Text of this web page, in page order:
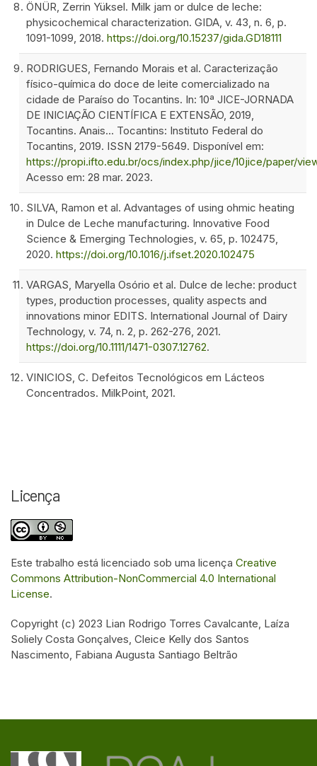
ÖNÜR, Zerrin Yüksel. Milk jam or dulce de leche:
physicochemical characterization. GIDA, v. 43, n. 6, p.
1091-1099, 2018. https://doi.org/10.15237/gida.GD18111
RODRIGUES, Fernando Morais et al. Caracterização
físico-química do doce de leite comercializado na
cidade de Paraíso do Tocantins. In: 10ª JICE-JORNADA
DE INICIAÇÃO CIENTÍFICA E EXTENSÃO, 2019,
Tocantins. Anais… Tocantins: Instituto Federal do
Tocantins, 2019. ISSN 2179-5649. Disponível em:
https://propi.ifto.edu.br/ocs/index.php/jice/10jice/paper/
Acesso em: 28 mar. 2023.
SILVA, Ramon et al. Advantages of using ohmic heating
in Dulce de Leche manufacturing. Innovative Food
Science & Emerging Technologies, v. 65, p. 102475,
2020. https://doi.org/10.1016/j.ifset.2020.102475
VARGAS, Maryella Osório et al. Dulce de leche: product
types, production processes, quality aspects and
innovations minor EDITS. International Journal of Dairy
Technology, v. 74, n. 2, p. 262-276, 2021.
https://doi.org/10.1111/1471-0307.12762.
VINICIOS, C. Defeitos Tecnológicos em Lácteos
Concentrados. MilkPoint, 2021.
Licença
Este trabalho está licenciado sob uma licença Creative
Commons Attribution-NonCommercial 4.0 International
License.
Copyright (c) 2023 Lian Rodrigo Torres Cavalcante, Laíza
Soliely Costa Gonçalves, Cleice Kelly dos Santos
Nascimento, Fabiana Augusta Santiago Beltrão